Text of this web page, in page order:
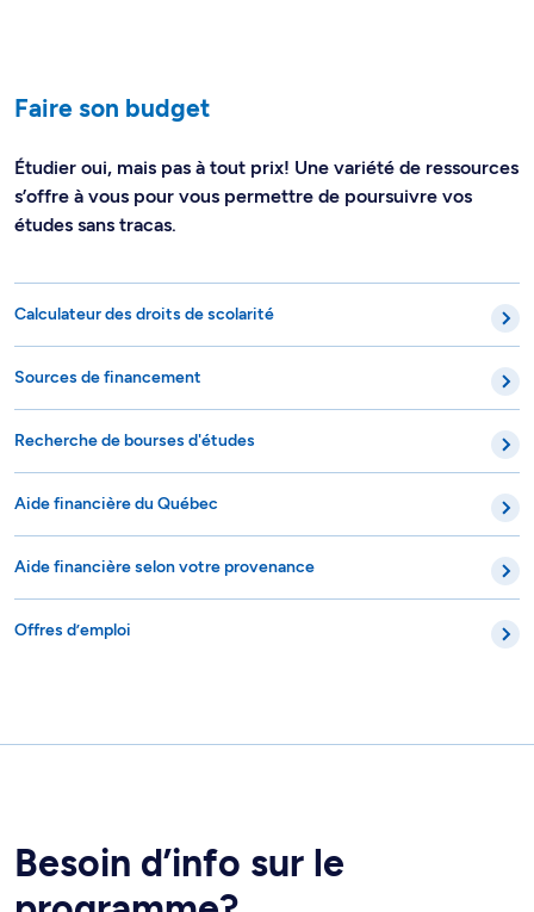
Faire son budget
Étudier oui, mais pas à tout prix! Une variété de ressources
s’offre à vous pour vous permettre de poursuivre vos
études sans tracas.
Calculateur des droits de scolarité
Sources de financement
Recherche de bourses d'études
Aide financière du Québec
Aide financière selon votre provenance
Offres d’emploi
Besoin d’info sur le